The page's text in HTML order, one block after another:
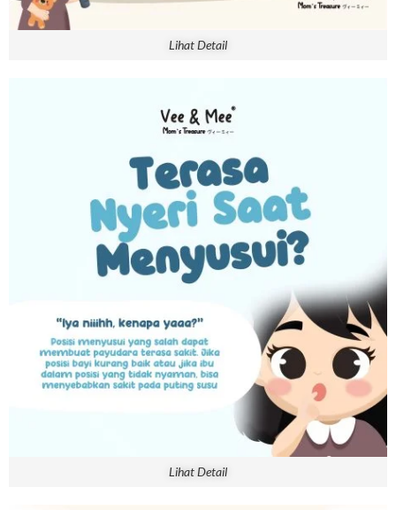
Lihat Detail
Lihat Detail